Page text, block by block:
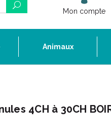
Mon compte
Animaux
4CH à 30CH